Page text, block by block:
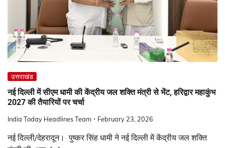
उत्तराखंड
नई दिल्ली में सीएम धामी की केंद्रीय जल शक्ति मंत्री से भेंट, हरिद्वार महाकुंभ
2027 की तैयारियों पर चर्चा
India Today Headlines Team February 23, 2026
नई दिल्ली/देहरादून। पुष्कर सिंह धामी ने नई दिल्ली में केंद्रीय जल शक्ति